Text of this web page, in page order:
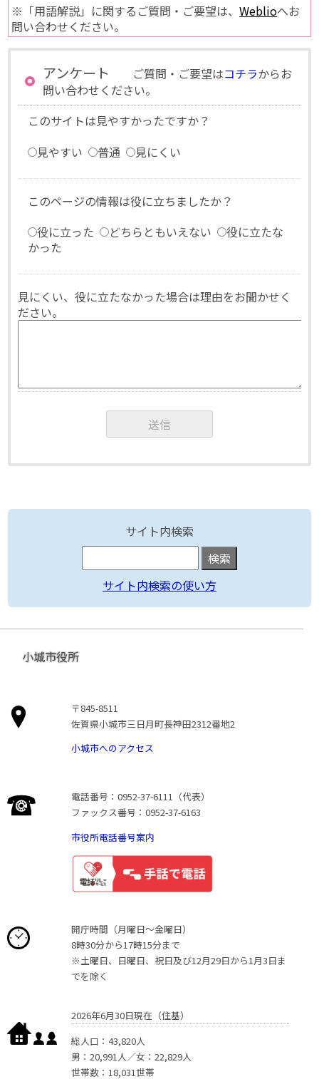
※「用語解説」に関するご質問・ご要望は、Weblioへお
問い合わせください。
アンケート ご質問・ご要望はコチラからお
問い合わせください。
このサイトは見やすかったですか？
見やすい
普通 見にくい
このページの情報は役に立ちましたか？
役に立った
どちらともいえない
役に立たな
かった
見にくい、役に立たなかった場合は理由をお聞かせく
ださい。
サイト内検索
サイト内検索の使い方
小城市役所
〒845-8511
佐賀県小城市三日月町長神田2312番地2
小城市へのアクセス
電話番号：0952-37-6111（代表）
ファックス番号：0952-37-6163
市役所電話番号案内
開庁時間（月曜日〜金曜日）
8時30分から17時15分まで
※土曜日、日曜日、祝日及び12月29日から1月3日ま
でを除く
2026年6月30日現在（住基）
総人口：43,820人
男：20,991人／女：22,829人
世帯数：18,031世帯